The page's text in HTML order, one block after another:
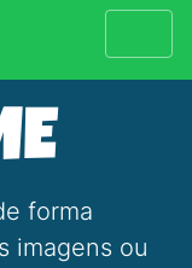
forma
imagens ou